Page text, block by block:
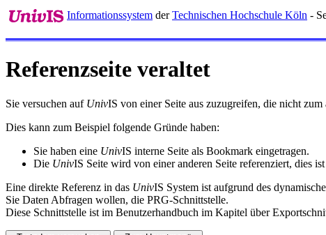
Informationssystem derTechnischen Hochschule Köln -
Referenzseite veraltet
Sie versuchen auf UnivIS von einer Seite aus zuzugreifen, die nicht
Dies kann zum Beispiel folgende Gründe haben:
Sie haben eine UnivIS interne Seite als Bookmark eingetragen.
Die UnivIS Seite wird von einer anderen Seite referenziert, dies
Eine direkte Referenz in das UnivIS System ist aufgrund des
Sie Daten Abfragen wollen, die PRG-Schnittstelle.
Diese Schnittstelle ist im Benutzerhandbuch im Kapitel über